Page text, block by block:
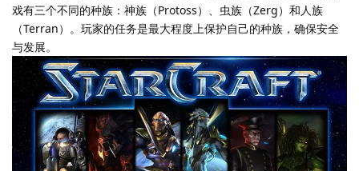
戏有三个不同的种族：神族（Protoss）、虫族（Zerg）和人族
（Terran）。玩家的任务是最大程度上保护自己的种族，确保安全
与发展。